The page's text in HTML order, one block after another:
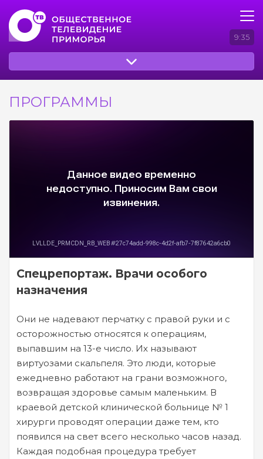
9:35
ПРОГРАММЫ
Спецрепортаж. Врачи особого
назначения
Они не надевают перчатку с правой руки и с
осторожностью относятся к операциям,
выпавшим на 13-е число. Их называют
виртуозами скальпеля. Это люди, которые
ежедневно работают на грани возможного,
возвращая здоровье самым маленьким. В
краевой детской клинической больнице № 1
хирурги проводят операции даже тем, кто
появился на свет всего несколько часов назад.
Каждая подобная процедура требует